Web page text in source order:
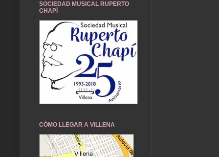
SOCIEDAD MUSICAL RUPERTO
CHAPÍ
CÓMO LLEGAR A VILLENA